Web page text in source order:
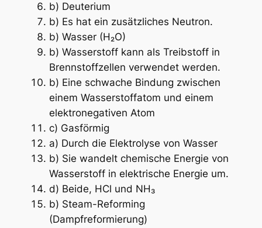
b) Deuterium
b) Es hat ein zusätzliches Neutron.
b) Wasser (H₂O)
b) Wasserstoff kann als Treibstoff in
Brennstoffzellen verwendet werden.
b) Eine schwache Bindung zwischen
einem Wasserstoffatom und einem
elektronegativen Atom
c) Gasförmig
a) Durch die Elektrolyse von Wasser
b) Sie wandelt chemische Energie von
Wasserstoff in elektrische Energie um.
d) Beide, HCl und NH₃
b) Steam-Reforming
(Dampfreformierung)